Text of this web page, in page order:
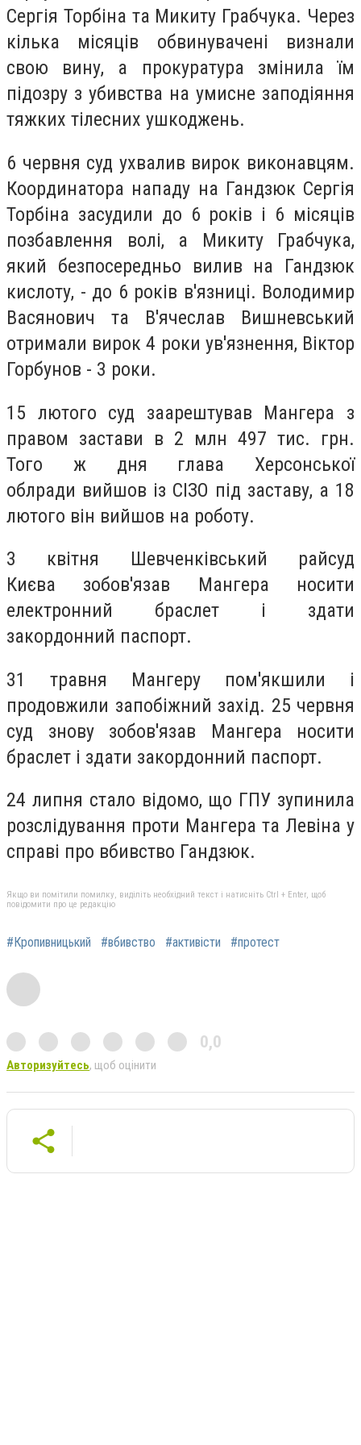
Сергія Торбіна та Микиту Грабчука. Через
кілька місяців обвинувачені визнали
свою вину, а прокуратура змінила їм
підозру з убивства на умисне заподіяння
тяжких тілесних ушкоджень.
6 червня суд ухвалив вирок виконавцям.
Координатора нападу на Гандзюк Сергія
Торбіна засудили до 6 років і 6 місяців
позбавлення волі, а Микиту Грабчука,
який безпосередньо вилив на Гандзюк
кислоту, - до 6 років в'язниці. Володимир
Васянович та В'ячеслав Вишневський
отримали вирок 4 роки ув'язнення, Віктор
Горбунов - 3 роки.
15 лютого суд заарештував Мангера з
правом застави в 2 млн 497 тис. грн.
Того ж дня глава Херсонської
облради вийшов із СІЗО під заставу, а 18
лютого він вийшов на роботу.
3 квітня Шевченківський райсуд
Києва зобов'язав Мангера носити
електронний браслет і здати
закордонний паспорт.
31 травня Мангеру пом'якшили і
продовжили запобіжний захід. 25 червня
суд знову зобов'язав Мангера носити
браслет і здати закордонний паспорт.
24 липня стало відомо, що ГПУ зупинила
розслідування проти Мангера та Левіна у
справі про вбивство Гандзюк.
Якщо ви помітили помилку, виділіть необхідний текст і натисніть Ctrl + Enter, щоб
повідомити про це редакцію
#Кропивницький #вбивство #активісти #протест
0,0
Авторизуйтесь, щоб оцінити